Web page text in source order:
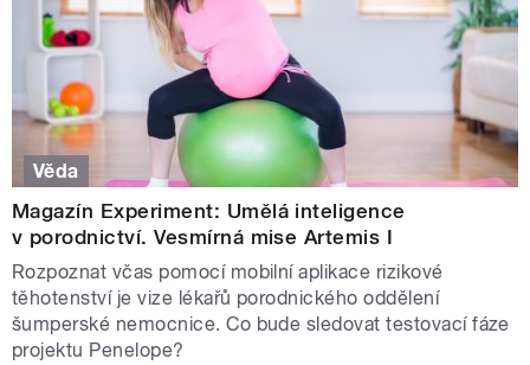
Věda
Magazín Experiment: Umělá inteligence
v porodnictví. Vesmírná mise Artemis I
Rozpoznat včas pomocí mobilní aplikace rizikové
těhotenství je vize lékařů porodnického oddělení
šumperské nemocnice. Co bude sledovat testovací fáze
projektu Penelope?